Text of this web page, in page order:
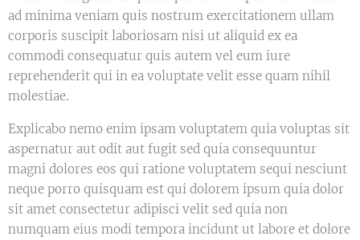
ad minima veniam quis nostrum exercitationem ullam
corporis suscipit laboriosam nisi ut aliquid ex ea
commodi consequatur quis autem vel eum iure
reprehenderit qui in ea voluptate velit esse quam nihil
molestiae.
Explicabo nemo enim ipsam voluptatem quia voluptas sit
aspernatur aut odit aut fugit sed quia consequuntur
magni dolores eos qui ratione voluptatem sequi nesciunt
neque porro quisquam est qui dolorem ipsum quia dolor
sit amet consectetur adipisci velit sed quia non
numquam eius modi tempora incidunt ut labore et dolore